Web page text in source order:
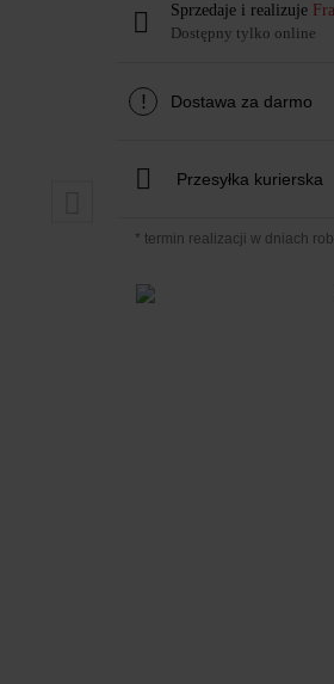
Sprzedaje i realizuje
Dostępny tylko online
! Dostawa za darmo
Przesyłka kurierska
* termin realizacji w dniach